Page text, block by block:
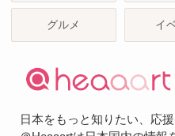
グルメ イ
日本をもっと知りたい、応援